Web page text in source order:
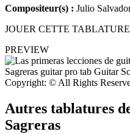
Compositeur(s) : Julio
JOUER CETTE TABLATURE
PREVIEW
Copyright: © All Rights
Autres tablatures
Sagreras